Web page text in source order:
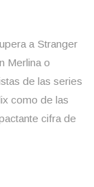
a Stranger
Merlina o
de las series
como de las
cifra de